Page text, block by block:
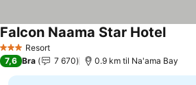
3 StjernerResort
Falcon Naama Star Hotel
7,6 Bra 7 670 0.9 km til Na'ama Bay